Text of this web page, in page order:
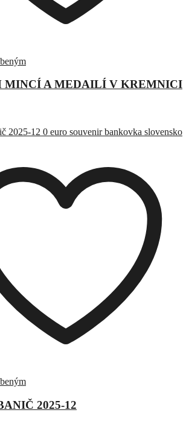
MINCÍ A MEDAILÍ V KREMNICI
2025-12